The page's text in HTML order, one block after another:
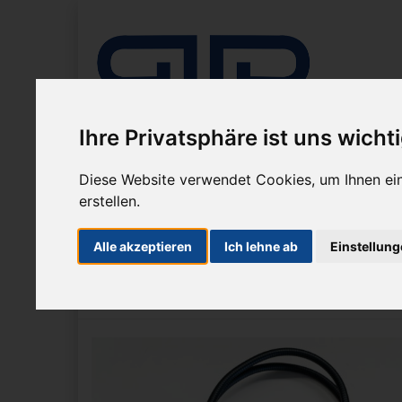
Ihre Privatsphäre ist uns
Diese Website verwendet Cookies, um Ihnen
erstellen.
Alle akzeptieren Ich lehne ab
Unternehmen Mikroskope
Mikroskope Stereomikroskope